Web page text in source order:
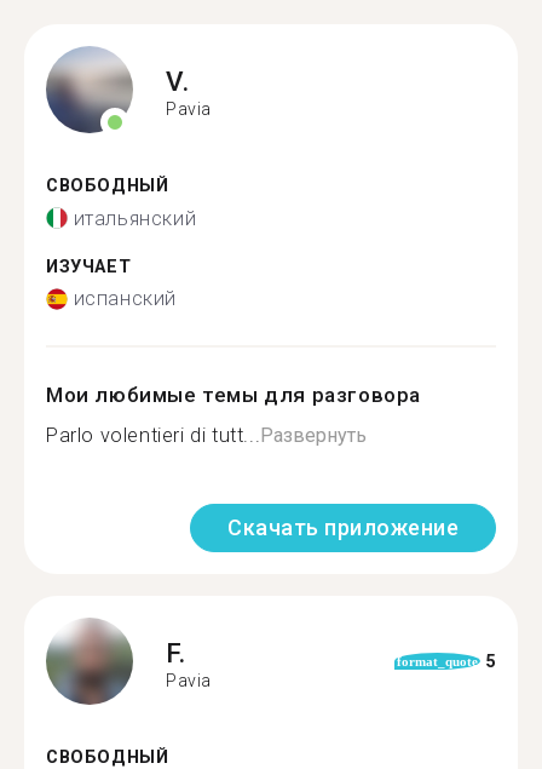
V.
Pavia
СВОБОДНЫЙ
итальянский
ИЗУЧАЕТ
испанский
Мои любимые темы для разговора
Parlo volentieri di tutt...Развернуть
Скачать приложение
F.
Pavia
format_quote 5
СВОБОДНЫЙ